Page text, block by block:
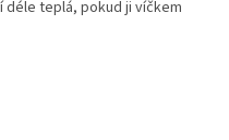
déle teplá, pokud ji víčkem